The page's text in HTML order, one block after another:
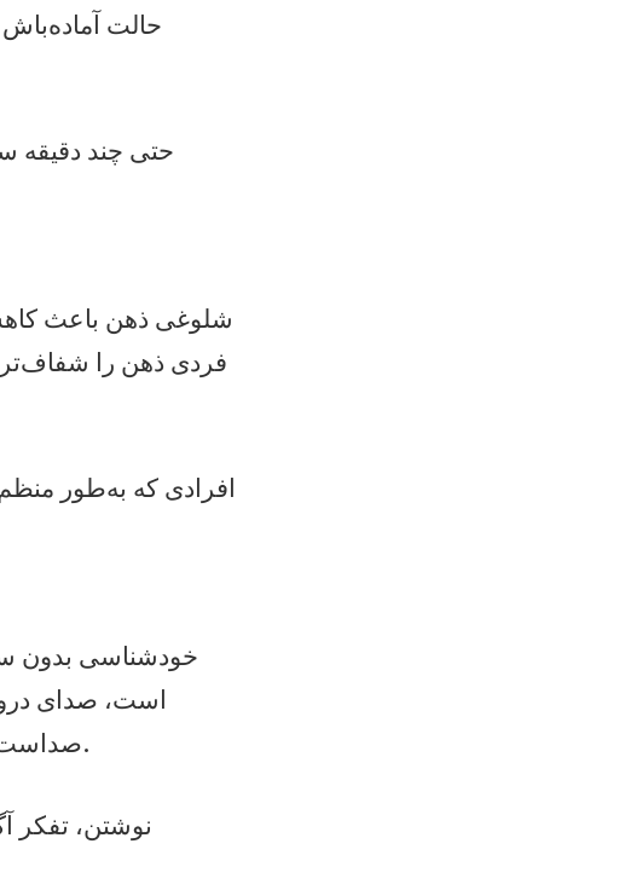
حالت
حتی چند دقیقه
شلوغی ذهن باعث
فردی ذهن را شفاف‌تر
افرادی که به‌طور
خودشناسی بدون
است، صدای
صداست؛ صدایی که می‌تواند راهنمای تصمیم‌ها و انتخاب‌های مهم باشد.
نوشتن، تفکر